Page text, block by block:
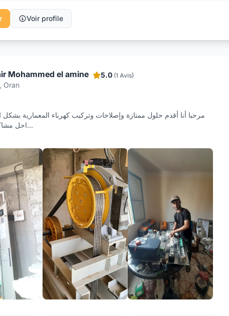
Voir profile
Mohammed el amine
Oran
5.0 (1 Avis)
مرحبا أنا أقدم حلول ممتازة وإصلاحات وتركيب كهرباء المعمارية بشكل
احل...